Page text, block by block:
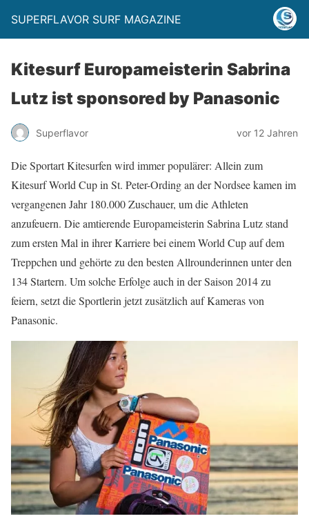
SUPERFLAVOR SURF MAGAZINE
Kitesurf Europameisterin Sabrina
Lutz ist sponsored by Panasonic
Superflavor vor 12 Jahren
Die Sportart Kitesurfen wird immer populärer: Allein zum
Kitesurf World Cup in St. Peter-Ording an der Nordsee kamen im
vergangenen Jahr 180.000 Zuschauer, um die Athleten
anzufeuern. Die amtierende Europameisterin Sabrina Lutz stand
zum ersten Mal in ihrer Karriere bei einem World Cup auf dem
Treppchen und gehörte zu den besten Allrounderinnen unter den
134 Startern. Um solche Erfolge auch in der Saison 2014 zu
feiern, setzt die Sportlerin jetzt zusätzlich auf Kameras von
Panasonic.